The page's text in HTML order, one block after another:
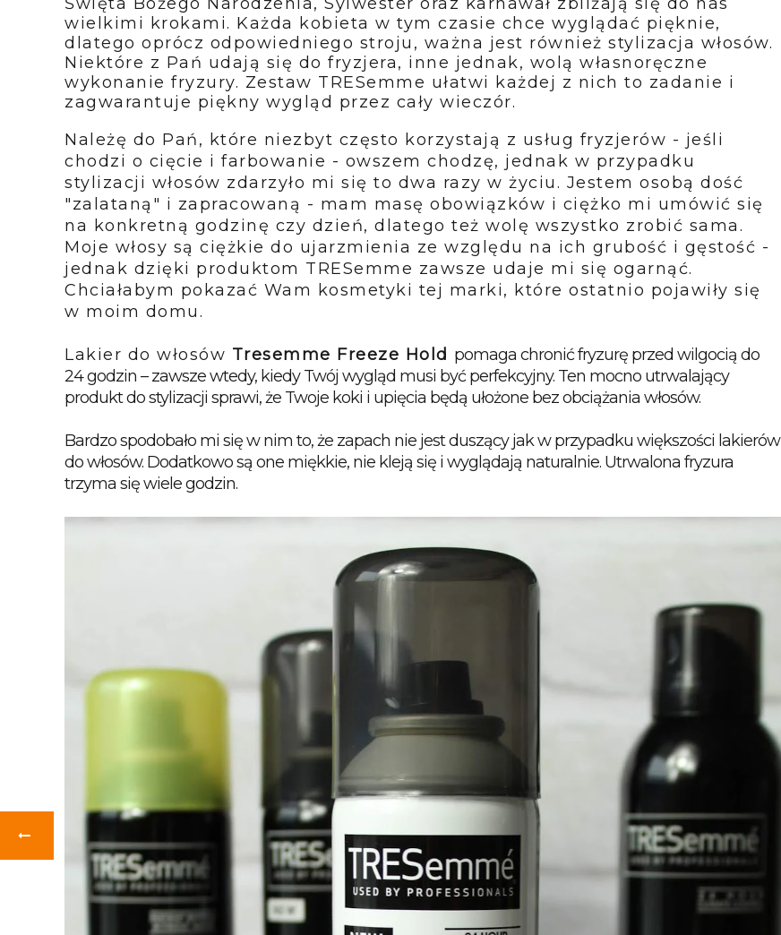
wielkimi krokami. Każda kobieta w tym czasie chce wyglądać pięknie,
dlatego oprócz odpowiedniego stroju, ważna jest również stylizacja włosów.
Niektóre z Pań udają się do fryzjera, inne jednak, wolą własnoręczne
wykonanie fryzury. Zestaw TRESemme ułatwi każdej z nich to zadanie i
zagwarantuje piękny wygląd przez cały wieczór.
Należę do Pań, które niezbyt często korzystają z usług fryzjerów - jeśli
chodzi o cięcie i farbowanie - owszem chodzę, jednak w przypadku
stylizacji włosów zdarzyło mi się to dwa razy w życiu. Jestem osobą dość
"zalataną" i zapracowaną - mam masę obowiązków i ciężko mi umówić się
na konkretną godzinę czy dzień, dlatego też wolę wszystko zrobić sama.
Moje włosy są ciężkie do ujarzmienia ze względu na ich grubość i gęstość -
jednak dzięki produktom TRESemme zawsze udaje mi się ogarnąć.
Chciałabym pokazać Wam kosmetyki tej marki, które ostatnio pojawiły się
w moim domu.
Lakier do włosów Tresemme Freeze Hold pomaga chronić fryzurę przed wilgocią do
24 godzin – zawsze wtedy, kiedy Twój wygląd musi być perfekcyjny. Ten mocno utrwalający
produkt do stylizacji sprawi, że Twoje koki i upięcia będą ułożone bez obciążania włosów.
Bardzo spodobało mi się w nim to, że zapach nie jest duszący jak w przypadku większości lakierów
do włosów. Dodatkowo są one miękkie, nie kleją się i wyglądają naturalnie. Utrwalona fryzura
trzyma się wiele godzin.